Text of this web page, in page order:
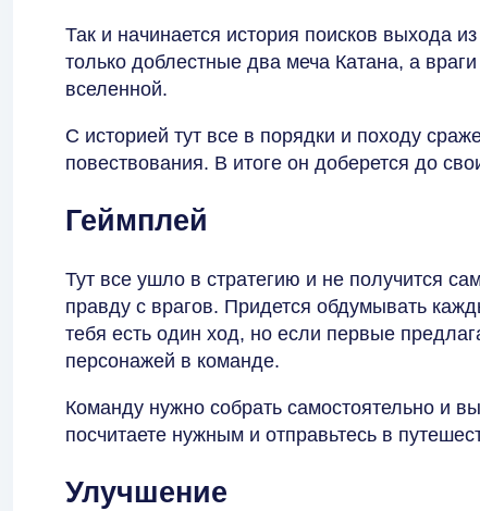
Так и начинается история поисков выхода
только доблестные два меча Катана, а
вселенной.
С историей тут все в порядки и походу
повествования. В итоге он доберется до
Геймплей
Тут все ушло в стратегию и не получится
правду с врагов. Придется обдумывать
тебя есть один ход, но если первые
персонажей в команде.
Команду нужно собрать самостоятельно и
посчитаете нужным и отправьтесь в
Улучшение